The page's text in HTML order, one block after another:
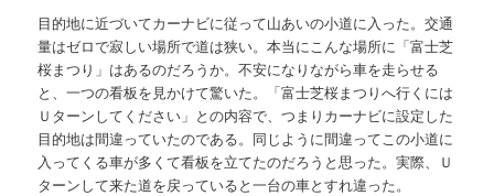
目的地に近づいてカーナビに従って山あいの小道に入った。交通
量はゼロで寂しい場所で道は狭い。本当にこんな場所に「富士芝
桜まつり」はあるのだろうか。不安になりながら車を走らせる
と、一つの看板を見かけて驚いた。「富士芝桜まつりへ行くには
Ｕターンしてください」との内容で、つまりカーナビに設定した
目的地は間違っていたのである。同じように間違ってこの小道に
入ってくる車が多くて看板を立てたのだろうと思った。実際、Ｕ
ターンして来た道を戻っていると一台の車とすれ違った。